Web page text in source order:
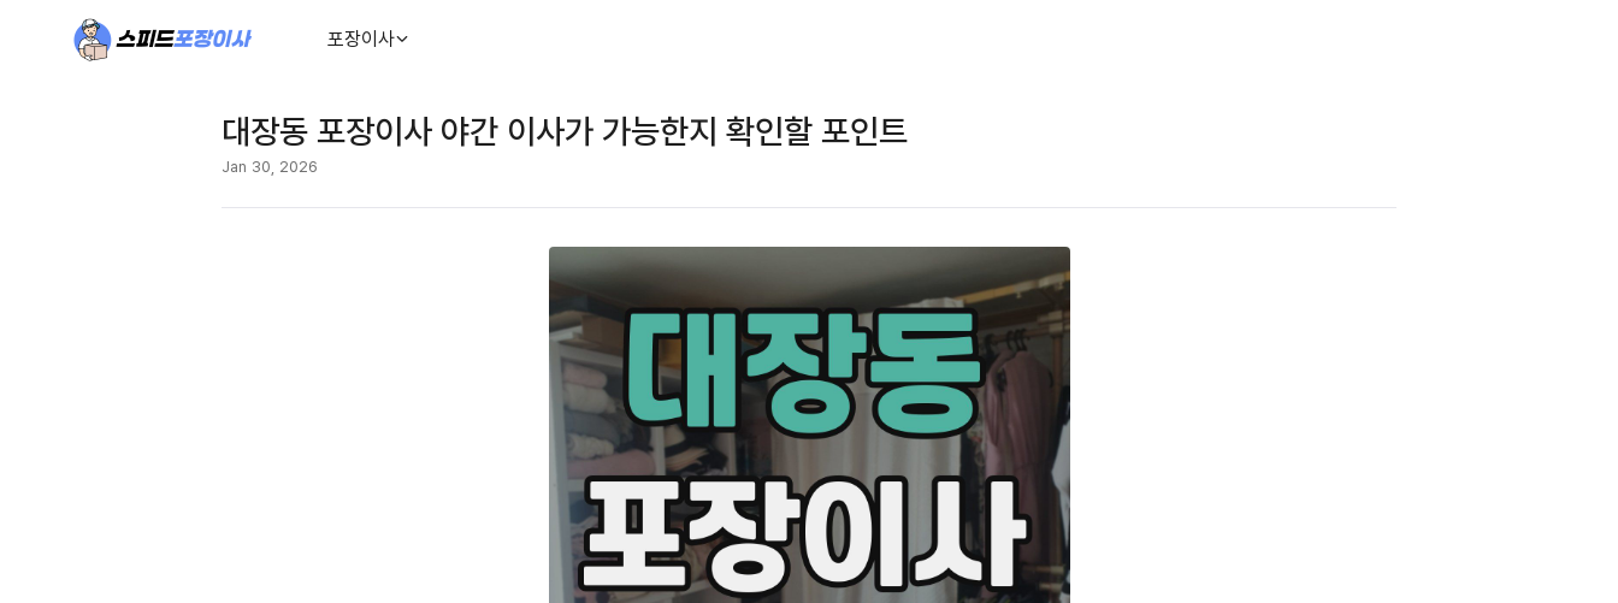
포장이사
대장동 포장이사 야간 이사가 가능한지 확인할 포인트
Jan 30, 2026